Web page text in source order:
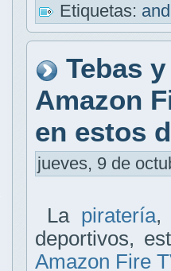
Etiquetas:
Tebas
Amazon
en estos
jueves, 9 de
La piratería,
deportivos,
Amazon Fire